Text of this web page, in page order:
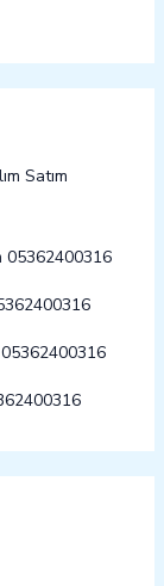
Satım
05362400316
05362400316